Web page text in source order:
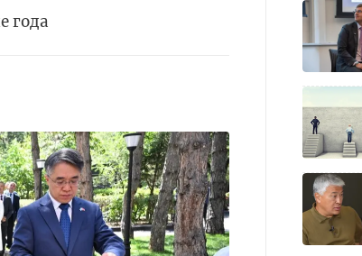
года